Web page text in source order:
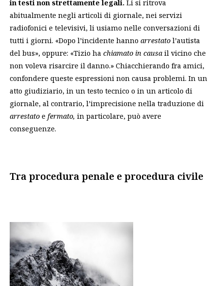
in testi non strettamente legali. Li si ritrova
abitualmente negli articoli di giornale, nei servizi
radiofonici e televisivi, li usiamo nelle conversazioni di
tutti i giorni. «Dopo l’incidente hanno arrestato l’autista
del bus», oppure: «Tizio ha chiamato in causail vicino che
non voleva risarcire il danno.» Chiacchierando fra amici,
confondere queste espressioni non causa problemi. In un
atto giudiziario, in un testo tecnico o in un articolo di
giornale, al contrario, l’imprecisione nella traduzione di
arrestato e fermato, in particolare, può avere
conseguenze.
Tra procedura penale e procedura civile